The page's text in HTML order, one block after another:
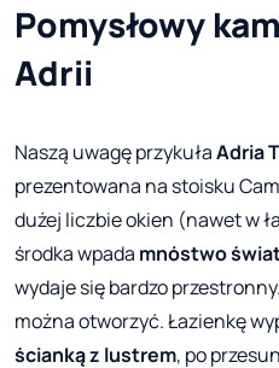
Pomysłowy
Adrii
Naszą uwagę przykułaAdria
prezentowana na stoisku
dużej liczbie okien (nawet w
środka wpada mnóstwo
wydaje się bardzo
można otworzyć. Łazienkę
ścianką z lustrem, po